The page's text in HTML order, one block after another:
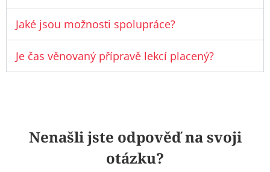
Jaké jsou možnosti spolupráce?
Je čas věnovaný přípravě lekcí placený?
Nenašli jste odpověď na svoji
otázku?